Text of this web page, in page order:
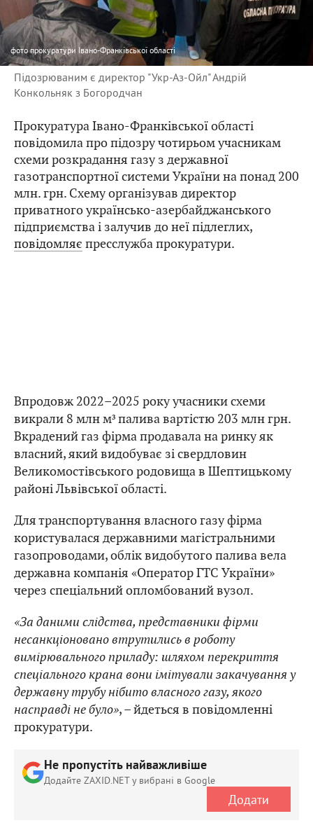
фотопрокуратури Івано-Франківської області
Підозрюваним є директор "Укр-Аз-Ойл" Андрій
Конкольняк з Богородчан
Прокуратура Івано-Франківської області
повідомила про підозру чотирьом учасникам
схеми розкрадання газу з державної
газотранспортної системи України на понад 200
млн. грн. Схему організував директор
приватного українсько-азербайджанського
підприємства і залучив до неї підлеглих,
повідомляє пресслужба прокуратури.
Впродовж 2022–2025 року учасники схеми
викрали 8 млн м³ палива вартістю 203 млн грн.
Вкрадений газ фірма продавала на ринку як
власний, який видобуває зі свердловин
Великомостівського родовища в Шептицькому
районі Львівської області.
Для транспортування власного газу фірма
користувалася державними магістральними
газопроводами, облік видобутого палива вела
державна компанія «Оператор ГТС України»
через спеціальний опломбований вузол.
«За даними слідства, представники фірми
несанкціоновано втрутились в роботу
вимірювального приладу: шляхом перекриття
спеціального крана вони імітували закачування у
державну трубу нібито власного газу, якого
насправді не було», – йдеться в повідомленні
прокуратури.
Не пропустіть найважливіше
Додайте ZAXID.NET у вибрані в Google
Додати